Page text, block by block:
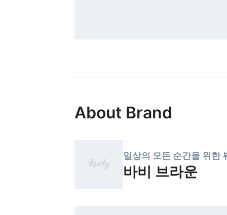
About Brand
일상의 모든 순간을 위한
바비 브라운